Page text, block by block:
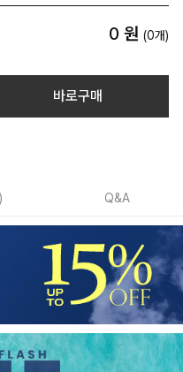
0 원 (0개)
바로구매
) Q&A